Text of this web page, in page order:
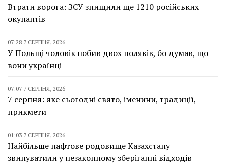
Втрати ворога: ЗСУ знищили ще 1210 російських
окупантів
07:28 7 СЕРПНЯ, 2026
У Польщі чоловік побив двох поляків, бо думав, що
вони українці
07:07 7 СЕРПНЯ, 2026
7 серпня: яке сьогодні свято, іменини, традиції,
прикмети
01:03 7 СЕРПНЯ, 2026
Найбільше нафтове родовище Казахстану
звинуватили у незаконному зберіганні відходів